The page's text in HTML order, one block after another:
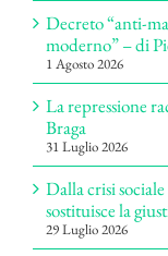
Decreto “anti-
moderno” – di
1 Agosto 2026
La repressione
Braga
31 Luglio 2026
Dalla crisi
sostituisce la
29 Luglio 2026